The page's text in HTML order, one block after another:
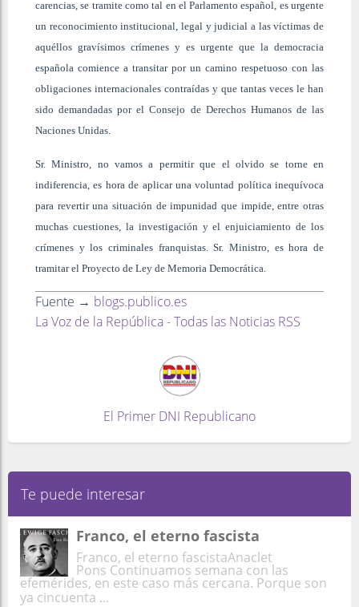
carencias, se tramite como tal en el Parlamento español, es urgente
un reconocimiento institucional, legal y judicial a las víctimas de
aquéllos gravísimos crímenes y es urgente que la democracia
española comience a transitar por un camino respetuoso con las
obligaciones internacionales contraídas y que tantas veces le han
sido demandadas por el Consejo de Derechos Humanos de las
Naciones Unidas.
Sr. Ministro, no vamos a permitir que el olvido se torne en
indiferencia, es hora de aplicar una voluntad política inequívoca
para revertir una situación de impunidad que impide, entre otras
muchas cuestiones, la investigación y el enjuiciamiento de los
crímenes y los criminales franquistas. Sr. Ministro, es hora de
tramitar el Proyecto de Ley de Memoria Democrática.
Fuente → blogs.publico.es
La Voz de la República - Todas las Noticias RSS
El Primer DNI Republicano
Te puede interesar
Franco, el eterno fascista
Franco, el eterno fascistaAnaclet
Pons Continuamos semana con las
efemérides, en este caso más cercana. Porque son
ya cincuenta ...